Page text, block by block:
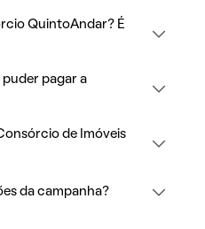
QuintoAndar? É
pagar a
de Imóveis
da campanha?